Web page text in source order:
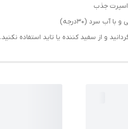
اسپرت جذب
آب سرد (30درجه)
و از سفید کننده یا تاید استفاده نکنید.